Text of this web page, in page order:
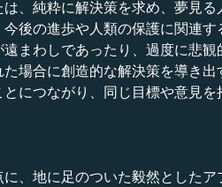
、純粋に解決策を求め、夢見
後の進歩や人類の保護に関連
まわしであったり、過度に悲
場合に創造的な解決策を導き
につながり、同じ目標や意見を
、地に足のついた毅然とした